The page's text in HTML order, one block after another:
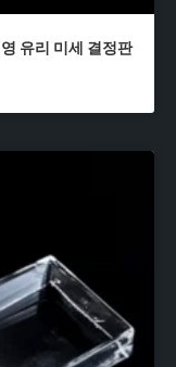
유리 미세 결정판